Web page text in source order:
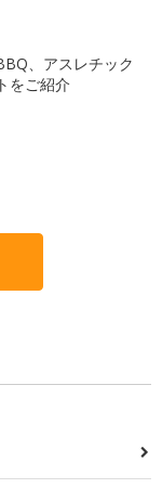
、アスレチック
をご紹介